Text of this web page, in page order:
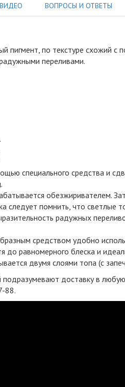
ВИДЕО ВОПРОСЫ И ОТВЕТЫ
пигмент, по текстуре схожий с
переливами.
специального средства и
обезжиривателем.
следует помнить, что светлые
радужных
средством удобно
до равномерного блеска и
двумя слоями топа (с
доставку в
88.